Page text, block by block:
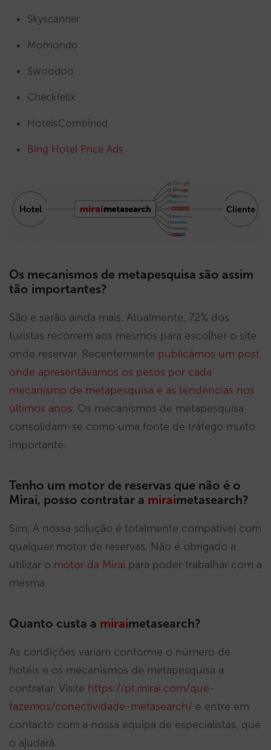
Skyscanner
Momondo
Swoodoo
Checkfelix
HotelsCombined
Bing Hotel Price Ads
Os mecanismos de metapesquisa são assim
tão importantes?
São e serão ainda mais. Atualmente, 72% dos
turistas recorrem aos mesmos para escolher o site
onde reservar. Recentemente publicámos um post
onde apresentávamos os pesos por cada
mecanismo de metapesquisa e as tendências nos
últimos anos. Os mecanismos de metapesquisa
consolidam-se como uma fonte de tráfego muito
importante.
Tenho um motor de reservas que não é o
Mirai, posso contratar a miraimetasearch?
Sim. A nossa solução é totalmente compatível com
qualquer motor de reservas. Não é obrigado a
utilizar o motor da Mirai para poder trabalhar com a
mesma.
Quanto custa a miraimetasearch?
As condições variam conforme o número de
hotéis e os mecanismos de metapesquisa a
contratar. Visite https://pt.mirai.com/que-
fazemos/conectividade-metasearch/ e entre em
contacto com a nossa equipa de especialistas, que
o ajudará.